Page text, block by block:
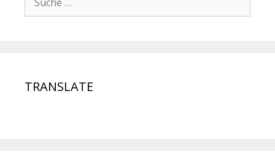
TRANSLATE